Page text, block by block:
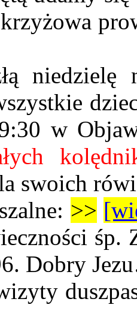
w
swoich
>>
Dobry